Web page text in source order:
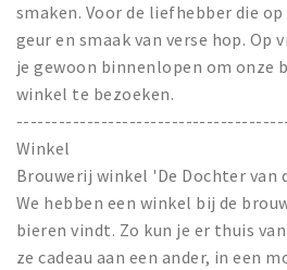
smaken. Voor de liefhebber die
geur en smaak van verse hop. Op
je gewoon binnenlopen om onze
winkel te bezoeken.
Winkel
Brouwerij winkel 'De Dochter van
We hebben een winkel bij de
bieren vindt. Zo kun je er thuis
ze cadeau aan een ander, in een